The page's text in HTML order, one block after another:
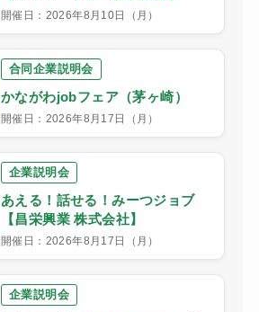
開催日：2026年8月10日（月）
合同企業説明会
かながわjobフェア（茅ヶ崎）
開催日：2026年8月17日（月）
企業説明会
あえる！話せる！みーつジョブ
【昌栄興業 株式会社】
開催日：2026年8月17日（月）
企業説明会